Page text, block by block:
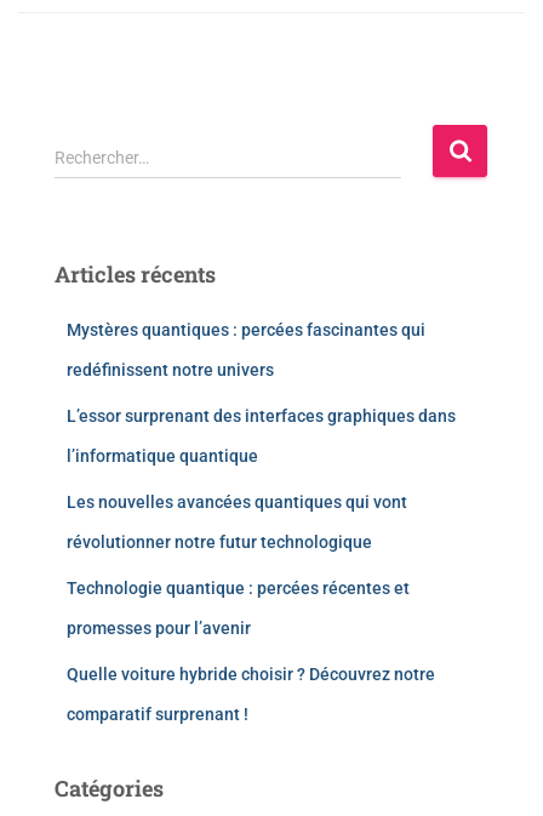
Rechercher…
Articles récents
Mystères quantiques : percées fascinantes qui
redéfinissent notre univers
L’essor surprenant des interfaces graphiques dans
l’informatique quantique
Les nouvelles avancées quantiques qui vont
révolutionner notre futur technologique
Technologie quantique : percées récentes et
promesses pour l’avenir
Quelle voiture hybride choisir ? Découvrez notre
comparatif surprenant !
Catégories